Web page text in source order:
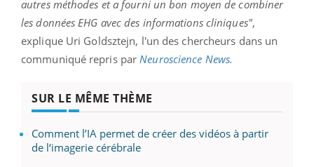
autres méthodes et a fourni un bon moyen de combiner
les données EHG avec des informations cliniques",
explique Uri Goldsztejn, l'un des chercheurs dans un
communiqué repris par Neuroscience News.
SUR LE MÊME THÈME
Comment l’IA permet de créer des vidéos à partir
de l‘imagerie cérébrale